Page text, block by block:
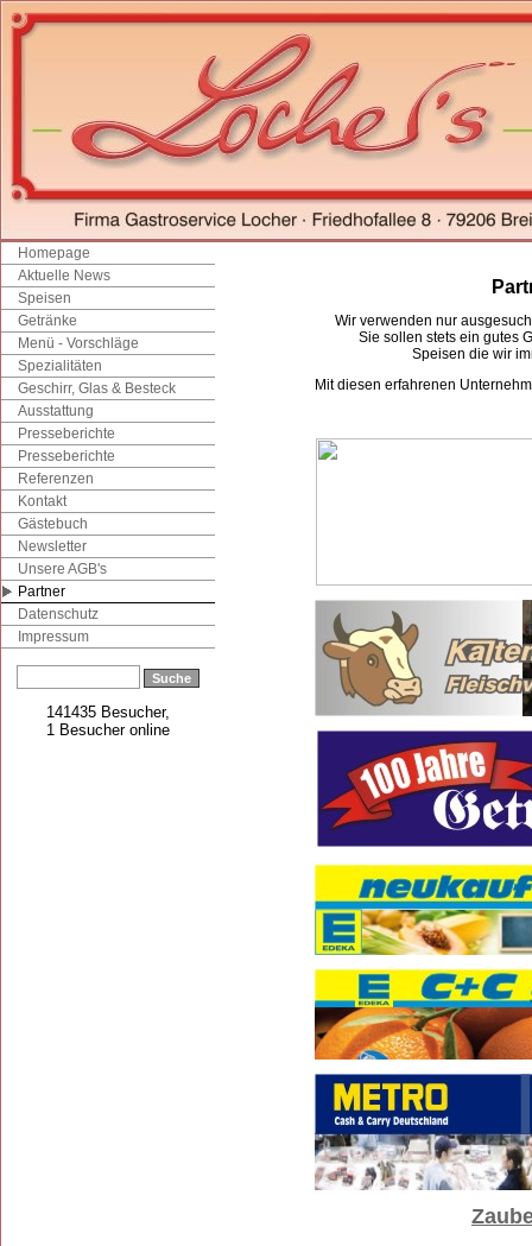
Homepage
Aktuelle News
Speisen
Getränke
Menü - Vorschläge
Spezialitäten
Geschirr, Glas & Besteck
Ausstattung
Presseberichte
Presseberichte
Referenzen
Kontakt
Gästebuch
Newsletter
Unsere AGB's
Partner
Datenschutz
Impressum
141435 Besucher,
1 Besucher online
Wir verwenden nur
Sie sollen stets ein gutes
Speisen die wir
Mit diesen erfahrenen